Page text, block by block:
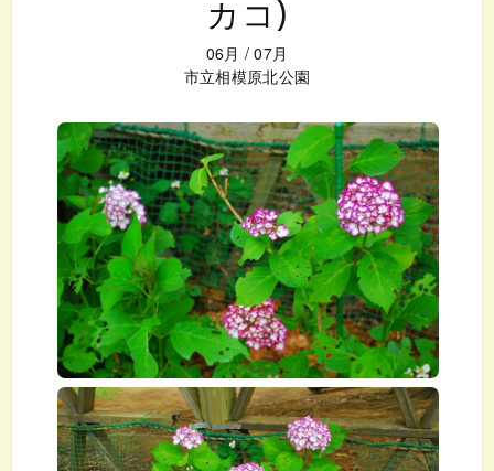
カコ)
06月 /07月
市立相模原北公園